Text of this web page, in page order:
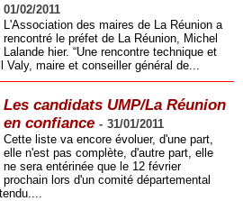
01/02/2011
L'Association des maires de La Réunion a
rencontré le préfet de La Réunion, Michel
Lalande hier. “Une rencontre technique et
maire et conseiller général de...
Les candidats UMP/La Réunion
en confiance - 31/01/2011
Cette liste va encore évoluer, d'une part,
elle n'est pas complète, d'autre part, elle
ne sera entérinée que le 12 février
prochain lors d'un comité départemental